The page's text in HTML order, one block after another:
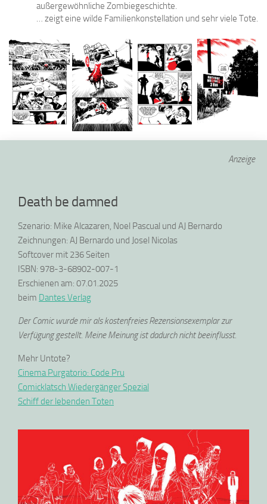
außergewöhnliche Zombiegeschichte.
… zeigt eine wilde Familienkonstellation und sehr viele Tote.
Anzeige
Death be damned
Szenario: Mike Alcazaren, Noel Pascual und AJ Bernardo
Zeichnungen: AJ Bernardo und Josel Nicolas
Softcover mit 236 Seiten
ISBN: 978-3-68902-007-1
Erschienen am: 07.01.2025
beim Dantes Verlag
Der Comic wurde mir als kostenfreies Rezensionsexemplar zur
Verfügung gestellt. Meine Meinung ist dadurch nicht beeinflusst.
Mehr Untote?
Cinema Purgatorio: Code Pru
Comicklatsch Wiedergänger Spezial
Schiff der lebenden Toten